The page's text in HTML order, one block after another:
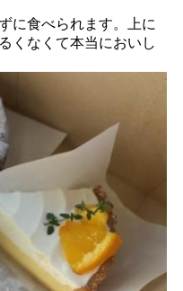
に食べられます。上に
くなくて本当においし